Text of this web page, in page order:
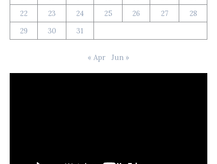
22
23 24 25 26 27
28
29
30 31
« Apr Jun »